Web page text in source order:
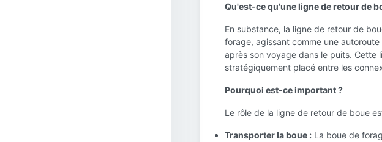
Qu'est-ce qu'une ligne de retour de
En substance, la ligne de retour de
forage, agissant comme une
après son voyage dans le puits. Cette
stratégiquement placé entre les
Pourquoi est-ce important ?
Le rôle de la ligne de retour de boue
Transporter la boue : La boue de